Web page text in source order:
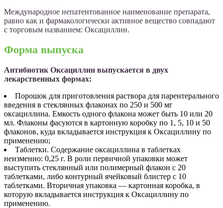
Международное непатентованное наименование препарата,
равно как и фармакологически активное вещество совпадают
с торговым названием: Оксациллин.
Форма выпуска
Антибиотик Оксациллин выпускается в двух
лекарственных формах:
Порошок для приготовления раствора для парентерального
введения в стеклянных флаконах по 250 и 500 мг
оксациллина. Емкость одного флакона может быть 10 или 20
мл. Флаконы фасуются в картонную коробку по 1, 5, 10 и 50
флаконов, куда вкладывается инструкция к Оксациллину по
применению;
Таблетки. Содержание оксациллина в таблетках
неизменно: 0,25 г. В роли первичной упаковки может
выступить стеклянный или полимерный флакон с 20
таблетками, либо контурный ячейковый блистер с 10
таблетками. Вторичная упаковка ­— картонная коробка, в
которую вкладывается инструкция к Оксациллину по
применению.